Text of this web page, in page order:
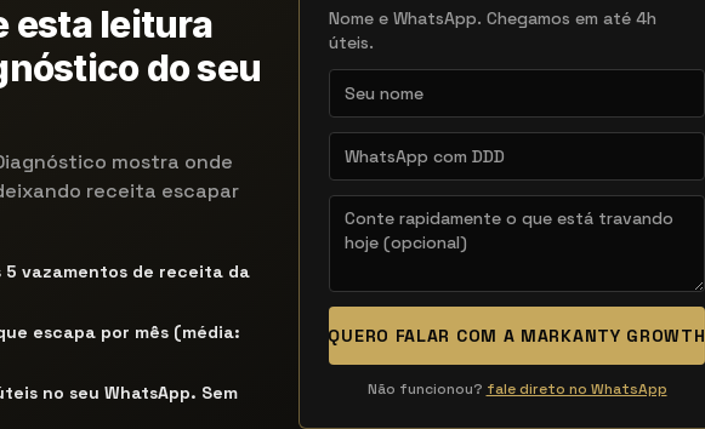
esta leitura
do seu
mostra onde
receita escapar
vazamentos de receita da
escapa por mês (média:
no seu WhatsApp. Sem
Nome e WhatsApp. Chegamos em até 4h
úteis.
QUERO FALAR COM A MARKANTY GROWTH
Não funcionou? fale direto no WhatsApp